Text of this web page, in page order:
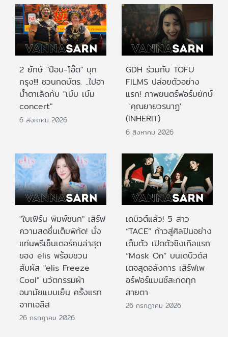
2 ยักษ์ "ป๊อบ-โอ๊ต" บุก
กรุง!!! ชวนกดบัตร. ..ไปฮา
น้ำตาเล็ดกับ "เบิ้ม เบิ้ม
concert"
6 สิงหาคม 2026
GDH ร่วมกับ TOFU
FILMS ปล่อยตัวอย่าง
แรก! ภาพยนตร์ฟอร์มยักษ์
'คุณยายวรนาฏ'
(INHERIT)
6 สิงหาคม 2026
"ใบเฟิร์น พิมพ์ชนก" เสิร์ฟ
ความสดชื่นเต็มพิกัด! นั่ง
แท่นพรีเซ็นเตอร์คนล่าสุด
ของ elis พร้อมชวน
สัมผัส "elis Freeze
Cool" นวัตกรรมผ้า
อนามัยแบบเย็น ครั้งแรก
จากเอลิส
26 กรกฎาคม 2026
เดบิวต์แล้ว! 5 สาว
“TACE” ก้าวสู่ศิลปินอย่าง
เต็มตัว เปิดตัวซิงเกิลแรก
“Mask On” บนเดบิวต์ส
เตจสุดอลังการ เสิร์ฟเพ
อร์ฟอร์แมนซ์สะกดทุก
สายตา
26 กรกฎาคม 2026